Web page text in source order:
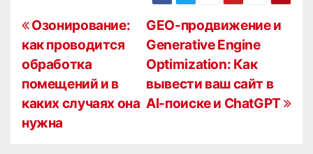
Н
а
в
и
GEO-продвижение и
Generative Engine
Optimization: Как
вывести ваш сайт в
AI-поиске и ChatGPT
Озонирование:
как проводится
обработка
помещений и в
каких случаях она
нужна